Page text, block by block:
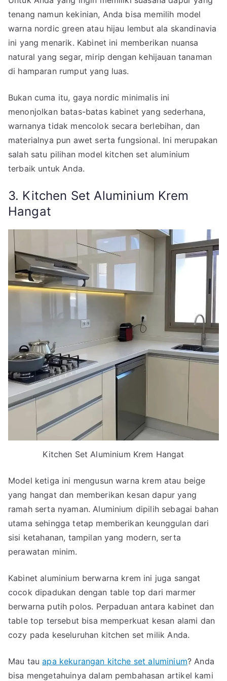
tenang namun kekinian, Anda bisa memilih model
warna nordic green atau hijau lembut ala skandinavia
ini yang menarik. Kabinet ini memberikan nuansa
natural yang segar, mirip dengan kehijauan tanaman
di hamparan rumput yang luas.
Bukan cuma itu, gaya nordic minimalis ini
menonjolkan batas-batas kabinet yang sederhana,
warnanya tidak mencolok secara berlebihan, dan
materialnya pun awet serta fungsional. Ini merupakan
salah satu pilihan model kitchen set aluminium
terbaik untuk Anda.
3. Kitchen Set Aluminium Krem
Hangat
Kitchen Set Aluminium Krem Hangat
Model ketiga ini mengusun warna krem atau beige
yang hangat dan memberikan kesan dapur yang
ramah serta nyaman. Aluminium dipilih sebagai bahan
utama sehingga tetap memberikan keunggulan dari
sisi ketahanan, tampilan yang modern, serta
perawatan minim.
Kabinet aluminium berwarna krem ini juga sangat
cocok dipadukan dengan table top dari marmer
berwarna putih polos. Perpaduan antara kabinet dan
table top tersebut bisa memperkuat kesan alami dan
cozy pada keseluruhan kitchen set milik Anda.
Mau tauapa kekurangan kitche set aluminium? Anda
bisa mengetahuinya dalam pembahasan artikel kami